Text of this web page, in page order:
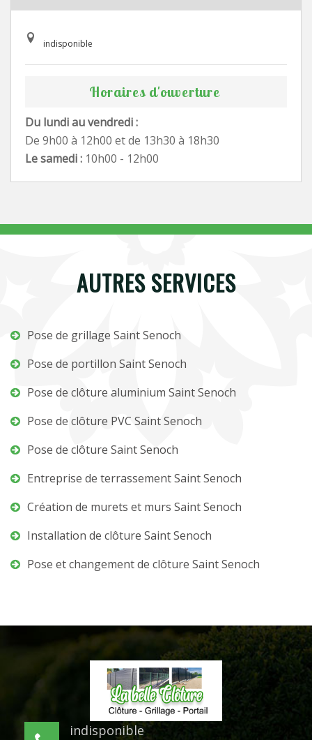
indisponible
Horaires d'ouverture
Du lundi au vendredi :
De 9h00 à 12h00 et de 13h30 à 18h30
Le samedi : 10h00 - 12h00
AUTRES SERVICES
Pose de grillage Saint Senoch
Pose de portillon Saint Senoch
Pose de clôture aluminium Saint Senoch
Pose de clôture PVC Saint Senoch
Pose de clôture Saint Senoch
Entreprise de terrassement Saint Senoch
Création de murets et murs Saint Senoch
Installation de clôture Saint Senoch
Pose et changement de clôture Saint Senoch
indisponible